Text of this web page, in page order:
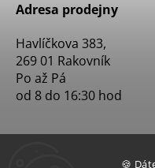
🍪
Adresa prodejny
Havlíčkova 383,
269 01 Rakovník
Po až Pá
od 8 do 16:30 hod